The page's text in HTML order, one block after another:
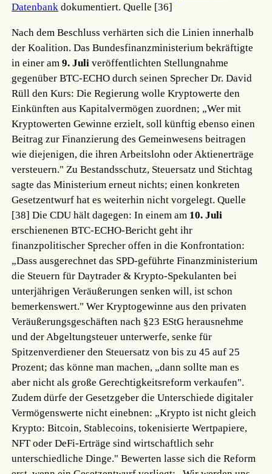
Datenbank dokumentiert.Quelle [36]
Nach dem Beschluss verhärten sich die Linien innerhalb
der Koalition. Das Bundesfinanzministerium bekräftigte
in einer am9. Juli veröffentlichten Stellungnahme
gegenüber BTC-ECHO durch seinen Sprecher Dr. David
Rüll den Kurs: Die Regierung wolle Kryptowerte den
Einkünften aus Kapitalvermögen zuordnen; „Wer mit
Kryptowerten Gewinne erzielt, soll künftig ebenso einen
Beitrag zur Finanzierung des Gemeinwesens beitragen
wie diejenigen, die ihren Arbeitslohn oder Aktienerträge
versteuern." Zu Bestandsschutz, Steuersatz und Stichtag
sagte das Ministerium erneut nichts; einen konkreten
Gesetzentwurf hat es weiterhin nicht vorgelegt.Quelle
[38] Die CDU hält dagegen: In einem am 10. Juli
erschienenen BTC-ECHO-Bericht geht ihr
finanzpolitischer Sprecher offen in die Konfrontation:
„Dass ausgerechnet das SPD-geführte Finanzministerium
die Steuern für Daytrader & Krypto-Spekulanten bei
unterjährigen Veräußerungen senken will, ist schon
bemerkenswert." Wer Kryptogewinne aus den privaten
Veräußerungsgeschäften nach §23 EStG herausnehme
und der Abgeltungsteuer unterwerfe, senke für
Spitzenverdiener den Steuersatz von bis zu 45 auf 25
Prozent; das könne man machen, „dann sollte man es
aber nicht als große Gerechtigkeitsreform verkaufen".
Zudem dürfe der Gesetzgeber die Unterschiede digitaler
Vermögenswerte nicht einebnen: „Krypto ist nicht gleich
Krypto: Bitcoin, Stablecoins, tokenisierte Wertpapiere,
NFT oder DeFi-Erträge sind wirtschaftlich sehr
unterschiedliche Dinge." Bewerten lasse sich die Reform